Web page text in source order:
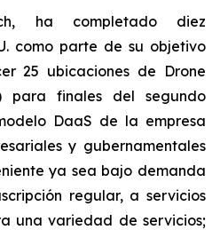
ha completado diez
como parte de su objetivo
25 ubicaciones de Drone
para finales del segundo
DaaS de la empresa
y gubernamentales
ya sea bajo demanda
regular, a servicios
una variedad de servicios;